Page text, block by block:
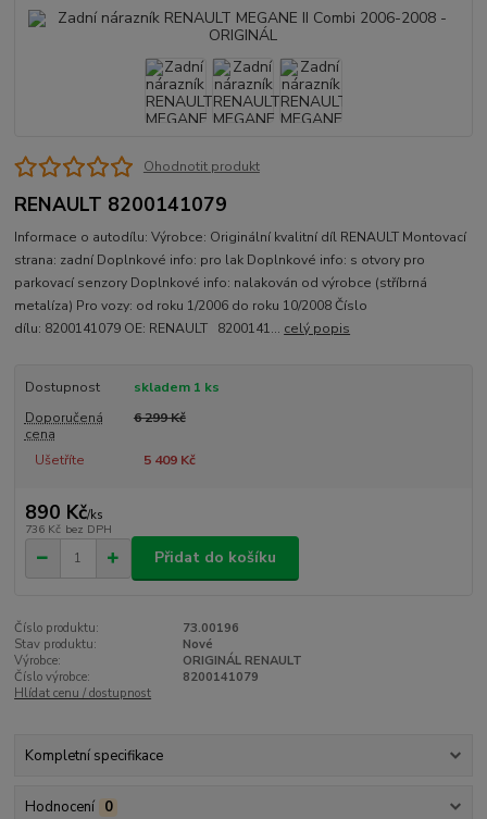
Ohodnotit produkt
RENAULT 8200141079
Informace o autodílu: Výrobce: Originální kvalitní díl RENAULT Montovací
strana: zadní Doplnkové info: pro lak Doplnkové info: s otvory pro
parkovací senzory Doplnkové info: nalakován od výrobce (stříbrná
metalíza) Pro vozy: od roku 1/2006 do roku 10/2008 Číslo
dílu: 8200141079 OE: RENAULT 8200141... celý popis
Dostupnost
skladem 1 ks
Doporučená
cena
6 299 Kč
Ušetříte 5 409 Kč
890 Kč/ks
736 Kč bez DPH
Přidat do košíku
Číslo produktu:
73.00196
Stav produktu:
Nové
Výrobce:
ORIGINÁL RENAULT
Číslo výrobce:
8200141079
Hlídat cenu / dostupnost
Kompletní specifikace
Hodnocení 0